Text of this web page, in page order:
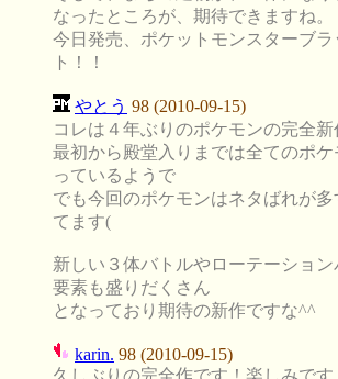
なったところが、期待できますね。
今日発売、ポケットモンスターブラ
ト！！
やとう 98 (2010-09-15)
コレは４年ぶりのポケモンの完全新
最初から殿堂入りまでは全てのポ
っているようで
でも今回のポケモンはネタばれが
てます(
新しい３体バトルやローテーショ
要素も盛りだくさん
となっており期待の新作ですな^^
karin. 98 (2010-09-15)
久しぶりの完全作です！楽しみです